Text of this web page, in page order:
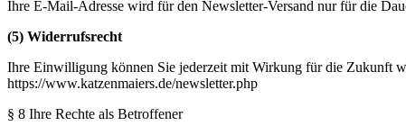
Ihre E-Mail-Adresse wird für den Newsletter-Versand nur für die
(5) Widerrufsrecht
Ihre Einwilligung können Sie jederzeit mit Wirkung für die Zukunft
https://www.katzenmaiers.de/newsletter.php
§ 8 Ihre Rechte als Betroffener